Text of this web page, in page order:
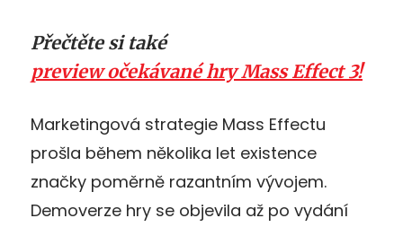
Přečtěte si také
preview očekávané hry Mass Effect 3!
Marketingová strategie Mass Effectu
prošla během několika let existence
značky poměrně razantním vývojem.
Demoverze hry se objevila až po vydání